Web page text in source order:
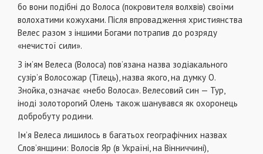
бо вони подібні до Волоса (покровителя волхвів) своїми
волохатими кожухами. Після впровадження християнства
Велес разом з іншими Богами потрапив до розряду
«нечистої сили».
З ім’ям Велеса (Волоса) пов’язана назва зодіакального
сузір’я Волосожар (Тілець), назва якого, на думку О.
Знойка, означає «небо Волоса». Велесовий син — Тур,
іноді золоторогий Олень також шанувався як охоронець
добробуту родини.
Ім’я Велеса лишилось в багатьох географічних назвах
Слов’янщини: Волосів Яр (в Україні, на Вінниччині),